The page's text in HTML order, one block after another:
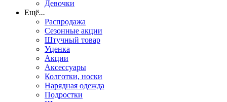
Девочки
Ещё...
Распродажа
Сезонные акции
Штучный товар
Уценка
Акции
Аксессуары
Колготки, носки
Нарядная одежда
Подростки